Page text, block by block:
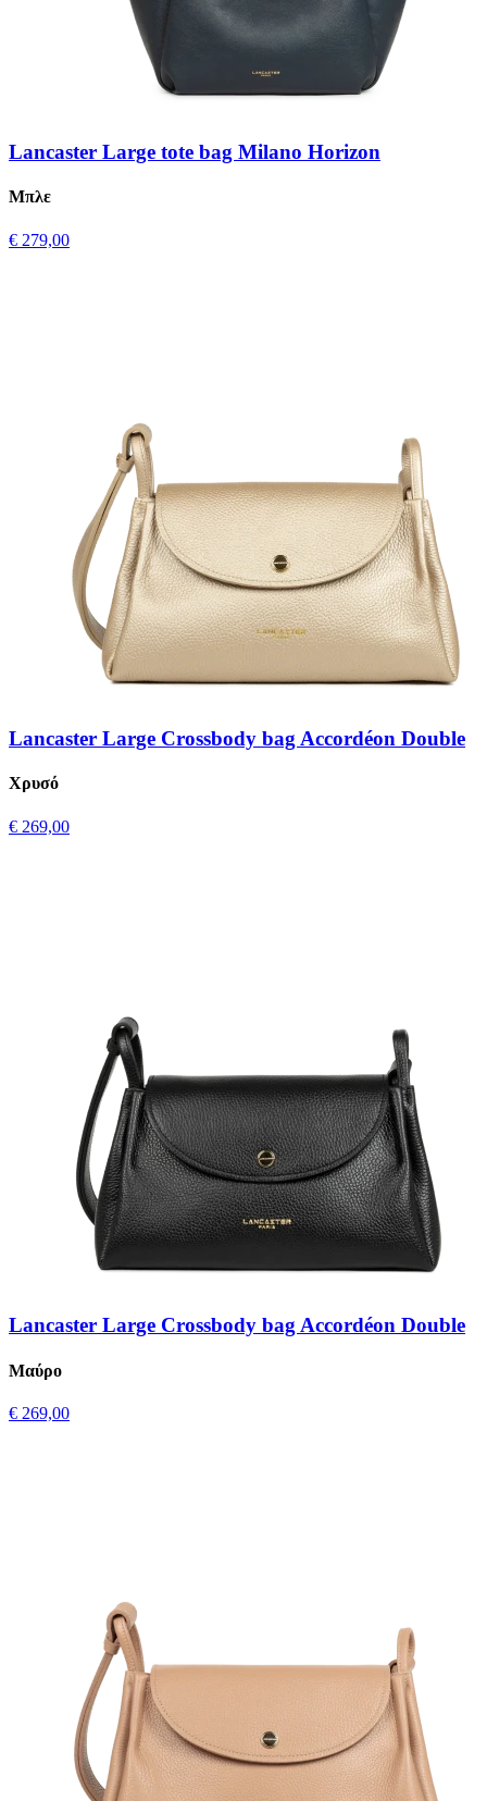
Lancaster Large tote bag Milano Horizon
Μπλε
€ 279,00
Lancaster Large Crossbody bag Accordéon Double
Χρυσό
€ 269,00
Lancaster Large Crossbody bag Accordéon Double
Μαύρο
€ 269,00